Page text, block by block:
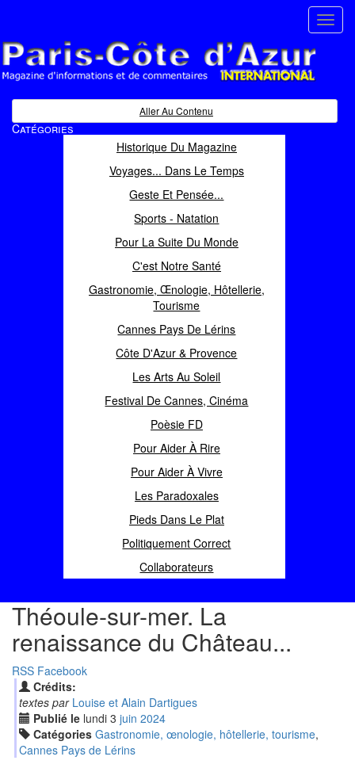
Magazine d'informations et de commentaires
Aller Au Contenu
Catégories
Historique Du Magazine
Voyages... Dans Le Temps
Geste Et Pensée...
Sports - Natation
Pour La Suite Du Monde
C'est Notre Santé
Gastronomie, Œnologie, Hôtellerie,
Tourisme
Cannes Pays De Lérins
Côte D'Azur & Provence
Les Arts Au Soleil
Festival De Cannes, Cinéma
Poèsie FD
Pour Aider À Rire
Pour Aider À Vivre
Les Paradoxales
Pieds Dans Le Plat
Politiquement Correct
Collaborateurs
Théoule-sur-mer. La
renaissance du Château...
RSS Facebook
Crédits:
textes par Louise et Alain Dartigues
Publié le lundi 3 juin 2024
Catégories Gastronomie, œnologie, hôtellerie, tourisme,
Cannes Pays de Lérins